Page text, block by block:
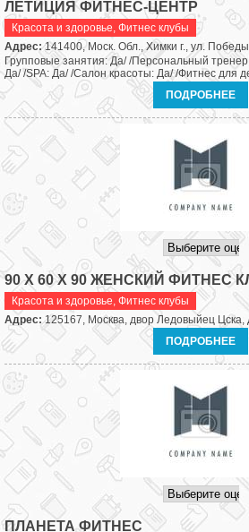
ЛЕТИЦИЯ ФИТНЕС-ЦЕНТР
Красота и здоровье, Фитнес клубы
Адрес:141400, Моск. Обл., Химки г., ул.
Групповые занятия: Да/ /Персональный
Да/ /SPA: Да/ /Салон красоты: Да/ /Фитнес для
ПОДРОБНЕЕ
90 Х 60 Х 90 ЖЕНСКИЙ ФИТНЕС
Красота и здоровье, Фитнес клубы
Адрес:125167, Москва, двор Ледовыйец Цска,
ПОДРОБНЕЕ
ПЛАНЕТА ФИТНЕС